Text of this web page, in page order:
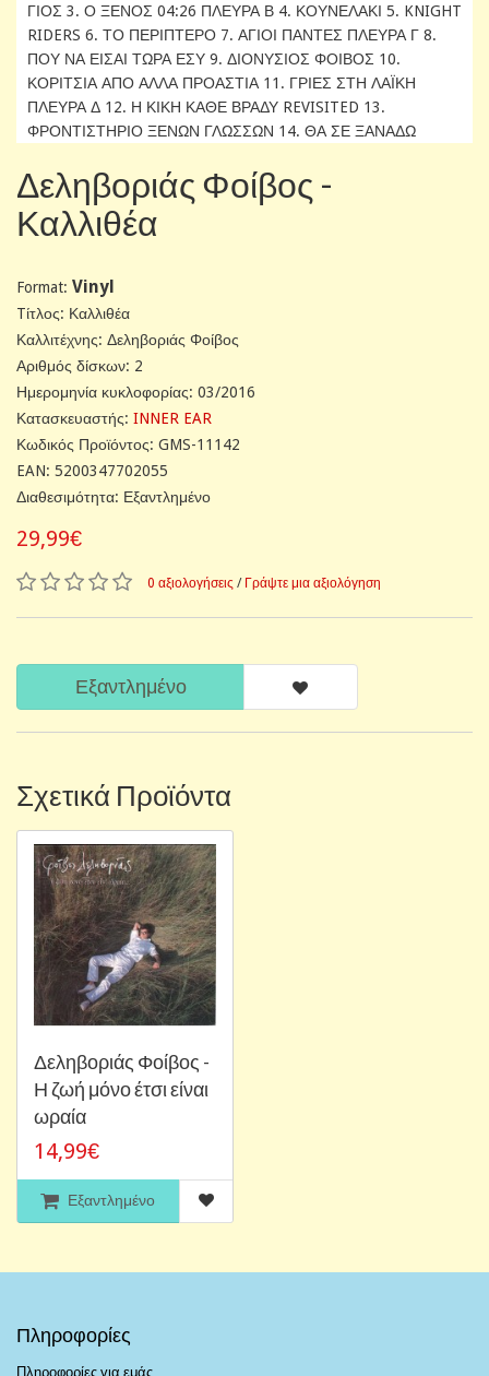
ΓΙΟΣ 3. Ο ΞΕΝΟΣ 04:26 ΠΛΕΥΡΑ Β 4. ΚΟΥΝΕΛΑΚΙ 5. KNIGHT
RIDERS 6. ΤΟ ΠΕΡΙΠΤΕΡΟ 7. ΑΓΙΟΙ ΠΑΝΤΕΣ ΠΛΕΥΡΑ Γ 8.
ΠΟΥ ΝΑ ΕΙΣΑΙ ΤΩΡΑ ΕΣΥ 9. ΔΙΟΝΥΣΙΟΣ ΦΟΙΒΟΣ 10.
ΚΟΡΙΤΣΙΑ ΑΠΟ ΑΛΛΑ ΠΡΟΑΣΤΙΑ 11. ΓΡΙΕΣ ΣΤΗ ΛΑΪΚΗ
ΠΛΕΥΡΑ Δ 12. Η ΚΙΚΗ ΚΑΘΕ ΒΡΑΔΥ REVISITED 13.
ΦΡΟΝΤΙΣΤΗΡΙΟ ΞΕΝΩΝ ΓΛΩΣΣΩΝ 14. ΘΑ ΣΕ ΞΑΝΑΔΩ
Δεληβοριάς Φοίβος -
Καλλιθέα
Format: Vinyl
Tίτλος: Καλλιθέα
Καλλιτέχνης: Δεληβοριάς Φοίβος
Αριθμός δίσκων: 2
Ημερομηνία κυκλοφορίας: 03/2016
Κατασκευαστής: INNER EAR
Κωδικός Προϊόντος: GMS-11142
EAN: 5200347702055
Διαθεσιμότητα: Εξαντλημένο
29,99€
0 αξιολογήσεις / Γράψτε μια αξιολόγηση
Εξαντλημένο
Σχετικά Προϊόντα
Δεληβοριάς Φοίβος -
Η ζωή μόνο έτσι είναι
ωραία
14,99€
Εξαντλημένο
Πληροφορίες
Πληροφορίες για εμάς